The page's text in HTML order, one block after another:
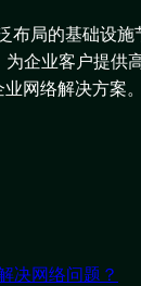
布局的基础设施
企业客户提供
网络解决方案。
决网络问题？